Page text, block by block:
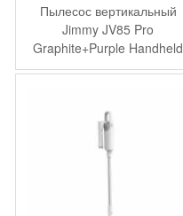
Пылесос вертикальный
Jimmy JV85 Pro
Graphite+Purple Handheld
Cordless Vacuum